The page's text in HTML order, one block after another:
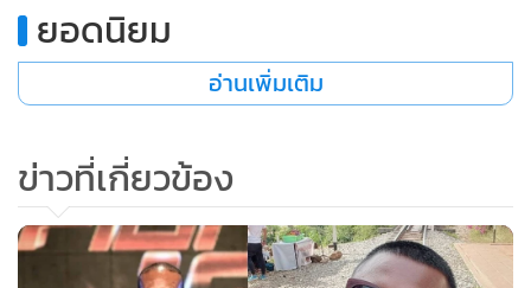
ยอดนิยม
อ่านเพิ่มเติม
ข่าวที่เกี่ยวข้อง